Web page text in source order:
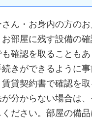
ん・お身内の方の
部屋に残す設備の
確認を取ることも
きができるように
貸契約書で確認を取
分からない場合は
ださい。部屋の備品